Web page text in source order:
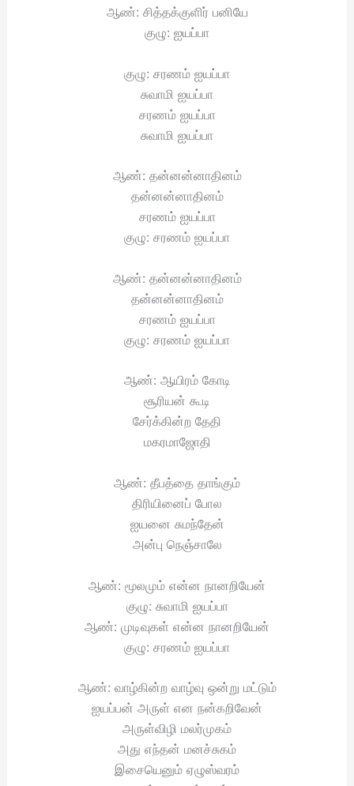
ஆண்: சித்தக்குளிர் பனியே
குழு: ஐயப்பா
குழு: சரணம் ஐயப்பா
சுவாமி ஐயப்பா
சரணம் ஐயப்பா
சுவாமி ஐயப்பா
ஆண்: தன்னன்னாதினம்
தன்னன்னாதினம்
சரணம் ஐயப்பா
குழு: சரணம் ஐயப்பா
ஆண்: தன்னன்னாதினம்
தன்னன்னாதினம்
சரணம் ஐயப்பா
குழு: சரணம் ஐயப்பா
ஆண்: ஆயிரம் கோடி
சூரியன் கூடி
சேர்க்கின்ற தேதி
மகரமாஜோதி
ஆண்: தீபத்தை தாங்கும்
திரியினைப் போல
ஐயனை சுமந்தேன்
அன்பு நெஞ்சாலே
ஆண்: மூலமும் என்ன நானறியேன்
குழு: சுவாமி ஐயப்பா
ஆண்: முடிவுகள் என்ன நானறியேன்
குழு: சரணம் ஐயப்பா
ஆண்: வாழ்கின்ற வாழ்வு ஒன்று மட்டும்
ஐயப்பன் அருள் என நன்கறிவேன்
அருள்விழி மலர்முகம்
அது எந்தன் மனச்சுகம்
இசையெனும் ஏழுஸ்வரம்